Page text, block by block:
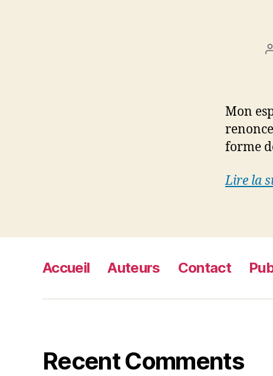
Mon
forme
Lire la
Accueil Auteurs Contact
Recent Comments